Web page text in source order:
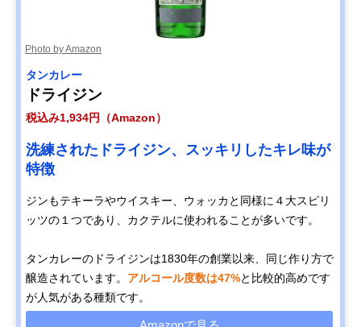
Photo by Amazon
タンカレー
ドライジン
税込み1,934円（Amazon）
洗練されたドライジン、スッキリしたキレ味が
特徴
ジンもテキーラやウイスキー、ウォッカと同様に４大スピリ
ッツの１つであり、カクテルに使われることが多いです。
タンカレーのドライジンは1830年の創業以来、同じ作り方で
醸造されています。 アルコール度数は47%と比較的高めです
が人気がある種類です。